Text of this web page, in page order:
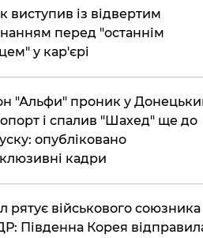
виступив із відвертим
перед "останнім
у кар'єрі
"Альфи" проник у
і спалив "Шахед" ще до
опубліковано
кадри
рятує військового союзника
Південна Корея